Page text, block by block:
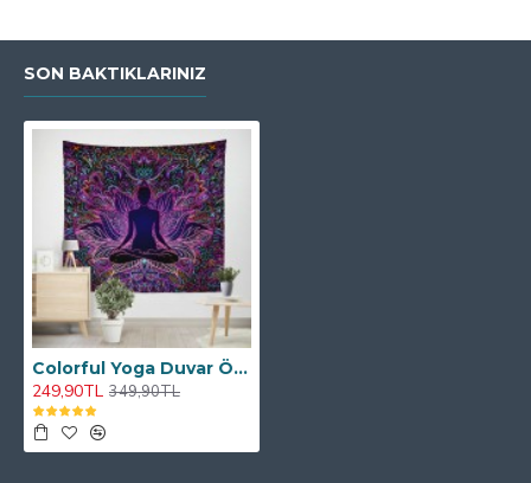
SON BAKTIKLARINIZ
Colorful Yoga Duvar Örtüsü
249,90TL 349,90TL